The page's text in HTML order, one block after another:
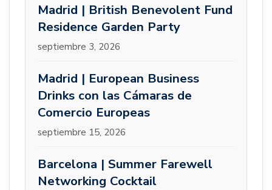
Madrid | British Benevolent Fund
Residence Garden Party
septiembre 3, 2026
Madrid | European Business
Drinks con las Cámaras de
Comercio Europeas
septiembre 15, 2026
Barcelona | Summer Farewell
Networking Cocktail